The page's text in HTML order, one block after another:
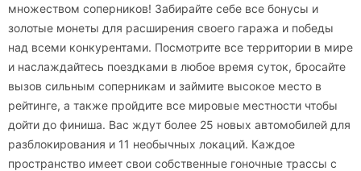
множеством соперников! Забирайте себе все бонусы и
золотые монеты для расширения своего гаража и победы
над всеми конкурентами. Посмотрите все территории в мире
и наслаждайтесь поездками в любое время суток, бросайте
вызов сильным соперникам и займите высокое место в
рейтинге, а также пройдите все мировые местности чтобы
дойти до финиша. Вас ждут более 25 новых автомобилей для
разблокирования и 11 необычных локаций. Каждое
пространство имеет свои собственные гоночные трассы с